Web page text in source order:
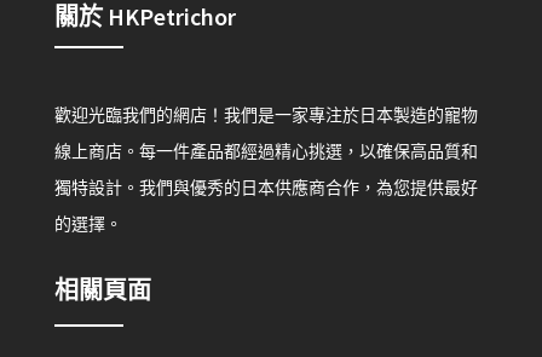
關於 HKPetrichor
歡迎光臨我們的網店！我們是一家專注於日本製造的寵物
線上商店。每一件產品都經過精心挑選，以確保高品質和
獨特設計。我們與優秀的日本供應商合作，為您提供最好
的選擇。
相關頁面